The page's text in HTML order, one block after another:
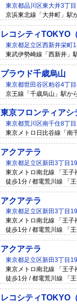
東京都品川区東大井3丁
京浜東北線「大井町」駅
レコシティTOKYO
東京都足立区西新井栄町
東武伊勢崎線「西新井」
プラウド千歳烏山
東京都世田谷区粕谷4丁
京王線「千歳烏山」駅か
東京フロンティアシ
東京都荒川区南千住8丁
東京メトロ日比谷線「南
アクアテラ
東京都足立区新田3丁目
東京メトロ南北線 「王
徒歩1分 / 都電荒川線 「
アクアテラ
東京都足立区新田3丁目
東京メトロ南北線 「王
徒歩1分 / 都電荒川線 「
アクアテラ
東京都足立区新田3丁目
東京メトロ南北線 「王
徒歩1分 / 都電荒川線 「
レコシティTOKYO